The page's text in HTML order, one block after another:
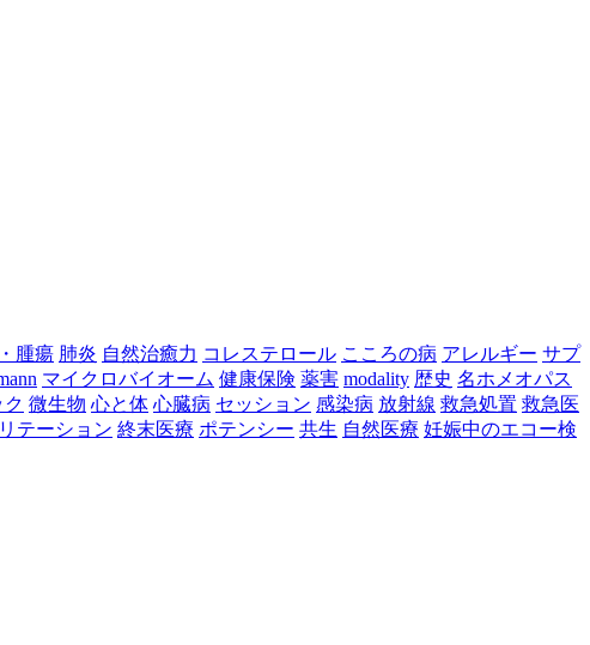
腫瘍 肺炎 自然治癒力 コレステロール こころの病 アレルギー サプ
マイクロバイオーム 健康保険 薬害 modality 歴史 名ホメオパス
微生物 心と体 心臓病 セッション 感染病 放射線 救急処置 救急医
テーション 終末医療 ポテンシー 共生 自然医療 妊娠中のエコー検